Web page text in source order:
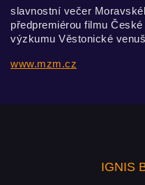
slavnostní večer
předpremiérou filmu
výzkumu Věstonické
www.mzm.cz
IGNIS